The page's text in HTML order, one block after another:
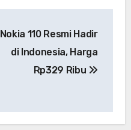
Nokia 110 Resmi Hadir
di Indonesia, Harga
Rp329 Ribu